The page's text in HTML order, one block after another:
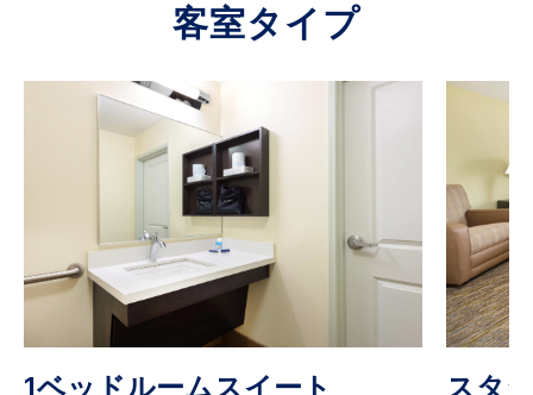
客室タイプ
1ベッドルームスイート スタ